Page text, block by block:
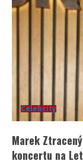
Celebrity
Marek
koncertu na